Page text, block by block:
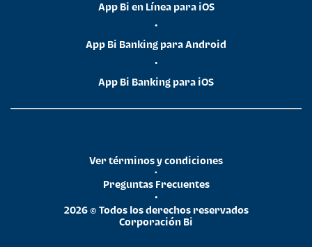
App Bi en Línea para iOS
•
App Bi Banking para Android
•
App Bi Banking para iOS
2026 © Todos los derechos reservados
Corporación Bi
•
Preguntas Frecuentes
•
Ver términos y condiciones